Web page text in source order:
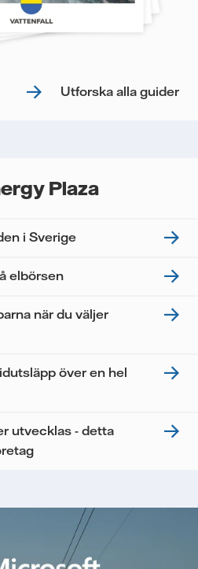
Utforska alla guider
Plaza
i Sverige
elbörsen
när du väljer
över en hel
utvecklas - detta